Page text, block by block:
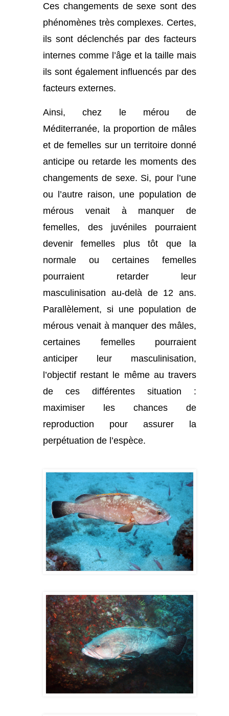
Ces changements de sexe sont des
phénomènes très complexes. Certes,
ils sont déclenchés par des facteurs
internes comme l’âge et la taille mais
ils sont également influencés par des
facteurs externes.
Ainsi, chez le mérou de
Méditerranée, la proportion de mâles
et de femelles sur un territoire donné
anticipe ou retarde les moments des
changements de sexe. Si, pour l’une
ou l’autre raison, une population de
mérous venait à manquer de
femelles, des juvéniles pourraient
devenir femelles plus tôt que la
normale ou certaines femelles
pourraient retarder leur
masculinisation au-delà de 12 ans.
Parallèlement, si une population de
mérous venait à manquer des mâles,
certaines femelles pourraient
anticiper leur masculinisation,
l’objectif restant le même au travers
de ces différentes situation :
maximiser les chances de
reproduction pour assurer la
perpétuation de l’espèce.